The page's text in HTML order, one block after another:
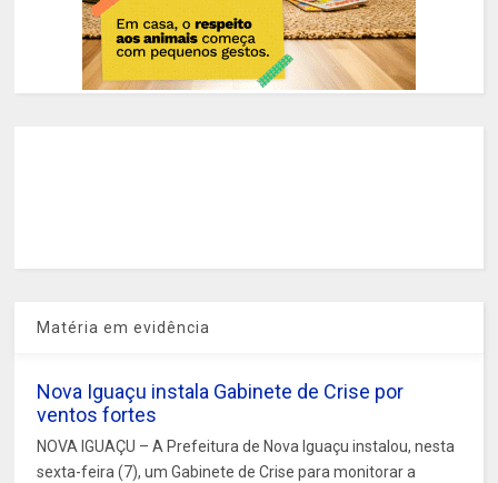
Matéria em evidência
Nova Iguaçu instala Gabinete de Crise por
ventos fortes
NOVA IGUAÇU – A Prefeitura de Nova Iguaçu instalou, nesta
sexta-feira (7), um Gabinete de Crise para monitorar a